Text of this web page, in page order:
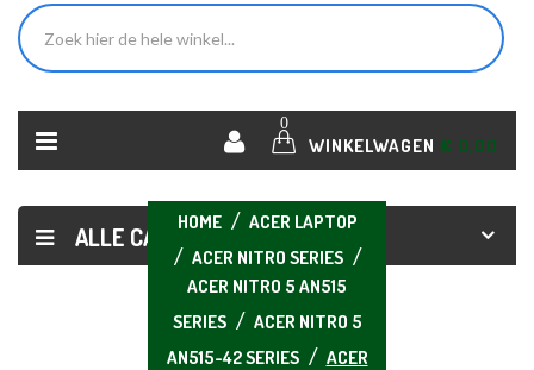
0
WINKELWAGEN € 0,00
ALLE CATEGORIEËN
HOME
ACER LAPTOP
ACER NITRO SERIES
ACER NITRO 5 AN515
SERIES
ACER NITRO 5
AN515-42 SERIES
ACER